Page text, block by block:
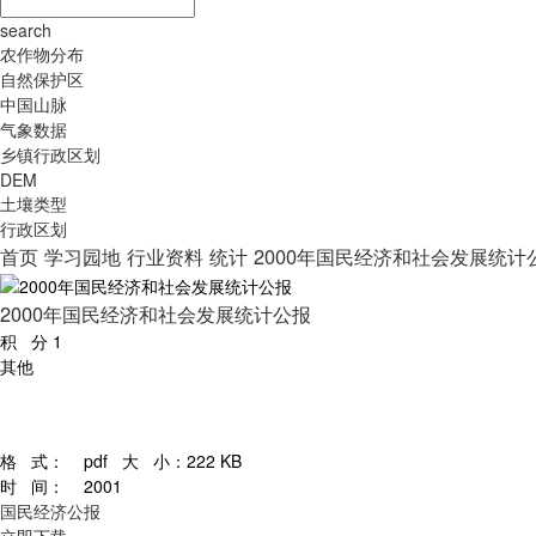
search
农作物分布
自然保护区
中国山脉
气象数据
乡镇行政区划
DEM
土壤类型
行政区划
首页 学习园地 行业资料 统计 2000年国民经济和社会发展统计
2000年国民经济和社会发展统计公报
积 分 1
其他
格 式： pdf 大 小： 222 KB
时 间：
2001
国民经济公报